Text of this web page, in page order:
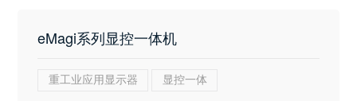
eMagi系列显控一体机
重工业应用显示器 显控一体